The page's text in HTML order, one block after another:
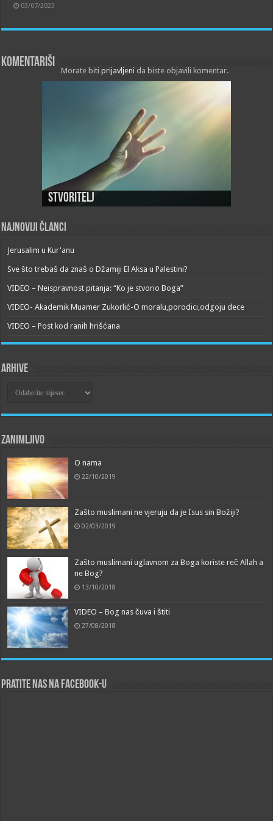
03/07/2023
Komentariši
Morate bitiprijavljeni da biste objavili komentar.
Stvoritelj
Najnoviji članci
Jerusalim u Kur'anu
Sve što trebaš da znaš o Džamiji El Aksa u Palestini?
VIDEO – Neispravnost pitanja: “Ko je stvorio Boga”
VIDEO- Akademik Muamer Zukorlić-O moralu,porodici,odgoju dece
VIDEO – Post kod ranih hrišćana
Arhive
Zanimljivo
O nama
22/10/2019
Zašto muslimani ne vjeruju da je Isus sin Božiji?
02/03/2019
Zašto muslimani uglavnom za Boga koriste reč Allah a
ne Bog?
13/10/2018
VIDEO – Bog nas čuva i štiti
27/08/2018
Pratite nas na Facebook-u